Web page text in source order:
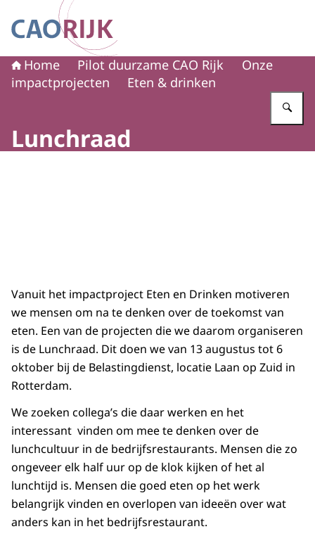
Naar de homepage van CAO Rijk
Home Pilot duurzame CAO Rijk
Onze
impactprojecten
Eten & drinken
Lunchraad
Vanuit het impactproject Eten en Drinken motiveren
we mensen om na te denken over de toekomst van
eten. Een van de projecten die we daarom organiseren
is de Lunchraad. Dit doen we van 13 augustus tot 6
oktober bij de Belastingdienst, locatie Laan op Zuid in
Rotterdam.
We zoeken collega’s die daar werken en het
interessant vinden om mee te denken over de
lunchcultuur in de bedrijfsrestaurants. Mensen die zo
ongeveer elk half uur op de klok kijken of het al
lunchtijd is. Mensen die goed eten op het werk
belangrijk vinden en overlopen van ideeën over wat
anders kan in het bedrijfsrestaurant.